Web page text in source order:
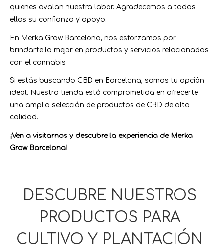
quienes avalan nuestra labor. Agradecemos a todos
ellos su confianza y apoyo.
En Merka Grow Barcelona, nos esforzamos por
brindarte lo mejor en productos y servicios relacionados
con el cannabis.
Si estás buscando CBD en Barcelona, somos tu opción
ideal. Nuestra tienda está comprometida en ofrecerte
una amplia selección de productos de CBD de alta
calidad.
¡Ven a visitarnos y descubre la experiencia de Merka
Grow Barcelona!
DESCUBRE NUESTROS
PRODUCTOS PARA
CULTIVO Y PLANTACIÓN